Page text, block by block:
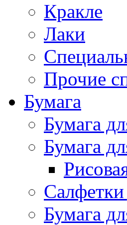
Кракле
Лаки
Прочие
Бумага
Бумага
Бумага
Бумага